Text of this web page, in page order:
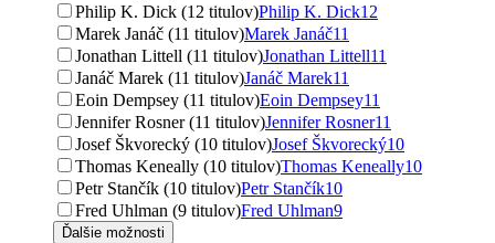
Philip K. Dick (12 titulov)Philip K. Dick12
Marek Janáč (11 titulov)Marek Janáč11
Jonathan Littell (11 titulov)Jonathan Littell11
Janáč Marek (11 titulov)Janáč Marek11
Eoin Dempsey (11 titulov)Eoin Dempsey11
Jennifer Rosner (11 titulov)Jennifer Rosner11
Josef Škvorecký (10 titulov)Josef Škvorecký10
Thomas Keneally (10 titulov)Thomas Keneally10
Petr Stančík (10 titulov)Petr Stančík10
Fred Uhlman (9 titulov)Fred Uhlman9
Ďalšie možnosti